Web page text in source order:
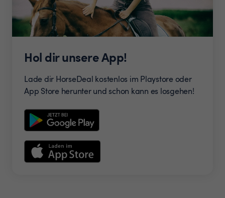
Hol dir unsere App!
Lade dir HorseDeal kostenlos im Playstore oder
App Store herunter und schon kann es losgehen!